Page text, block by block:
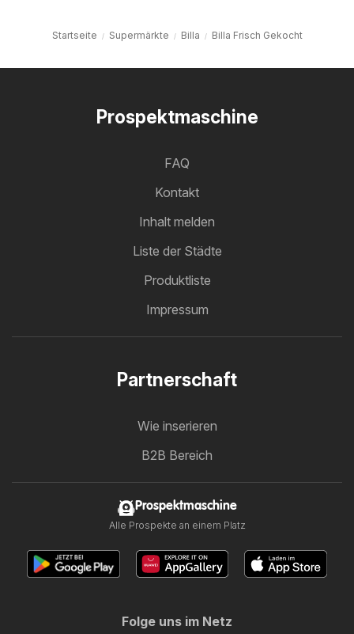
Startseite Supermärkte Billa Billa Frisch Gekocht
Prospektmaschine
FAQ
Kontakt
Inhalt melden
Liste der Städte
Produktliste
Impressum
Partnerschaft
Wie inserieren
B2B Bereich
Prospektmaschine
Alle Prospekte an einem Platz
Folge uns im Netz